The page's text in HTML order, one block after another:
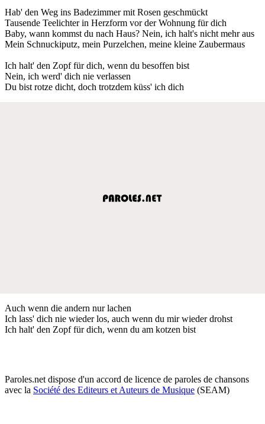
Hab' den Weg ins Badezimmer mit Rosen geschmückt
Tausende Teelichter in Herzform vor der Wohnung für dich
Baby, wann kommst du nach Haus? Nein, ich halt's nicht mehr aus
Mein Schnuckiputz, mein Purzelchen, meine kleine Zaubermaus
Ich halt' den Zopf für dich, wenn du besoffen bist
Nein, ich werd' dich nie verlassen
Du bist rotze dicht, doch trotzdem küss' ich dich
Auch wenn die andern nur lachen
Ich lass' dich nie wieder los, auch wenn du mir wieder drohst
Ich halt' den Zopf für dich, wenn du am kotzen bist
Paroles.net dispose d'un accord de licence de paroles de chansons
avec la Société des Editeurs et Auteurs de Musique (SEAM)